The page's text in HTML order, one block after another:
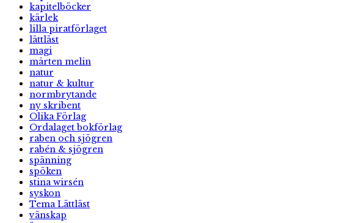
kapitelböcker
kärlek
lilla piratförlaget
lättläst
magi
mårten melin
natur
natur & kultur
normbrytande
ny skribent
Olika Förlag
Ordalaget bokförlag
raben och sjögren
rabén & sjögren
spänning
spöken
stina wirsén
syskon
Tema Lättläst
vänskap